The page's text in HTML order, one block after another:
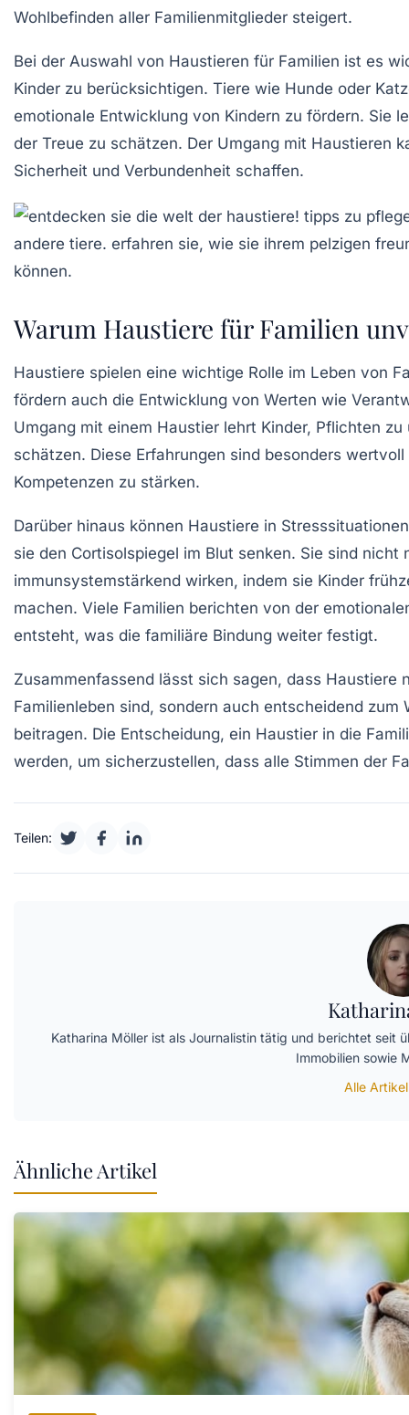
Wohlbefinden aller Familienmitglieder steigert.
Bei der Auswahl von Haustieren für Familien ist es
Kinder zu berücksichtigen. Tiere wie Hunde oder
emotionale Entwicklung von Kindern zu fördern. Sie
der Treue zu schätzen. Der Umgang mit Haustieren
Sicherheit und Verbundenheit schaffen.
Warum Haustiere für Familien
Haustiere spielen eine wichtige Rolle im Leben von
fördern auch die Entwicklung von Werten wie
Umgang mit einem Haustier lehrt Kinder, Pflichten
schätzen. Diese Erfahrungen sind besonders
Kompetenzen zu stärken.
Darüber hinaus können Haustiere in Stresssituationen
sie den Cortisolspiegel im Blut senken. Sie sind
immunsystemstärkend wirken, indem sie Kinder
machen. Viele Familien berichten von der
entsteht, was die familiäre Bindung weiter festigt.
Zusammenfassend lässt sich sagen, dass Haustiere
Familienleben sind, sondern auch entscheidend zum
beitragen. Die Entscheidung, ein Haustier in die
werden, um sicherzustellen, dass alle Stimmen der
Teilen:
Katharina Möller ist als Journalistin tätig und berichtet seit
Immobilien sowie
Alle
Ähnliche Artikel